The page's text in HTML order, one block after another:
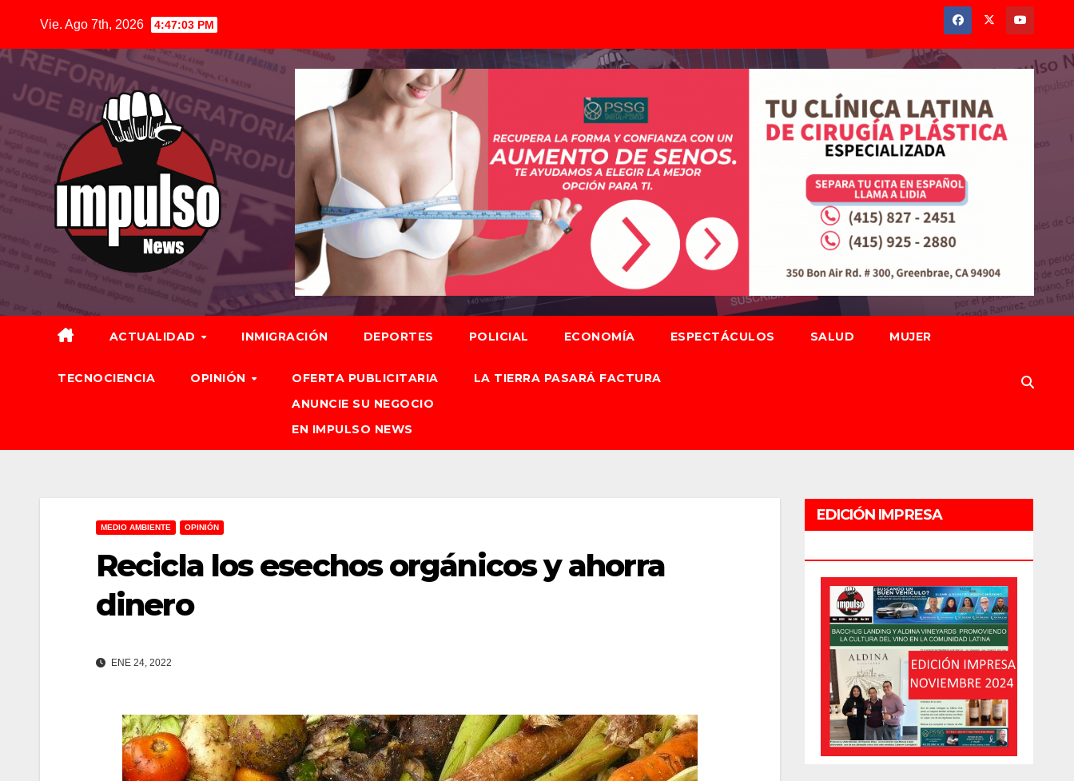
contenido
Vie. Ago 7th, 2026 4:47:04 PM
ACTUALIDAD INMIGRACIÓN DEPORTES POLICIAL ECONOMÍA ESPECTÁCULOS SALUD MUJER
TECNOCIENCIA OPINIÓN
OFERTA PUBLICITARIA
ANUNCIE SU NEGOCIO
EN IMPULSO NEWS
LA TIERRA PASARÁ FACTURA
MEDIO AMBIENTE OPINIÓN
​Recicla los esechos orgánicos y ahorra
dinero
ENE 24, 2022
EDICIÓN IMPRESA